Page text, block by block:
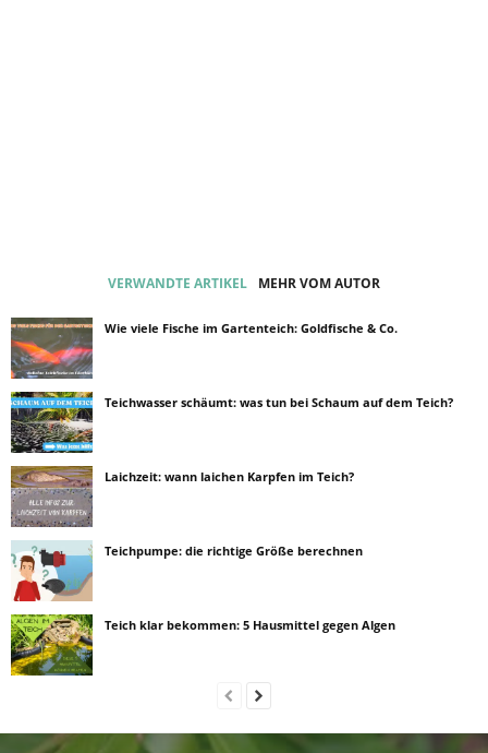
VERWANDTE ARTIKEL MEHR VOM AUTOR
Wie viele Fische im Gartenteich: Goldfische & Co.
Teichwasser schäumt: was tun bei Schaum auf dem Teich?
Laichzeit: wann laichen Karpfen im Teich?
Teichpumpe: die richtige Größe berechnen
Teich klar bekommen: 5 Hausmittel gegen Algen